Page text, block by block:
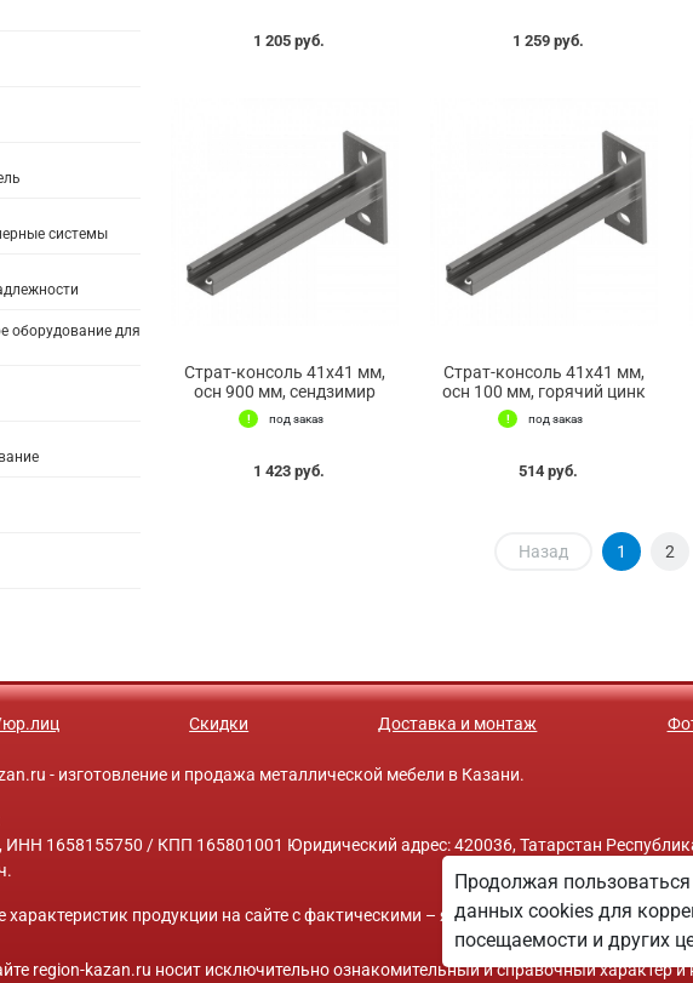
системы
оборудование для
1 205 руб. 1 259 руб.
Страт-консоль 41х41 мм,
осн 900 мм, сендзимир
под заказ
1 423 руб.
Страт-консоль 41х41 мм,
осн 100 мм, горячий цинк
под заказ
514 руб.
Назад 1 2
Скидки Доставка и монтаж
- изготовление и продажа металлической мебели в Казани.
ИНН 1658155750 / КПП 165801001 Юридический адрес: 420036, Татарстан
характеристик продукции на сайте с фактическими – является опечаткой.
region-kazan.ru носит исключительно ознакомительный и справочный характер
Продолжая
данных cookies для
посещаемости и других